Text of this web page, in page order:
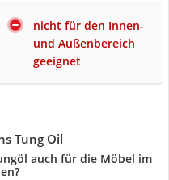
nicht für den Innen-
und Außenbereich
geeignet
Tung Oil
auch für die Möbel im